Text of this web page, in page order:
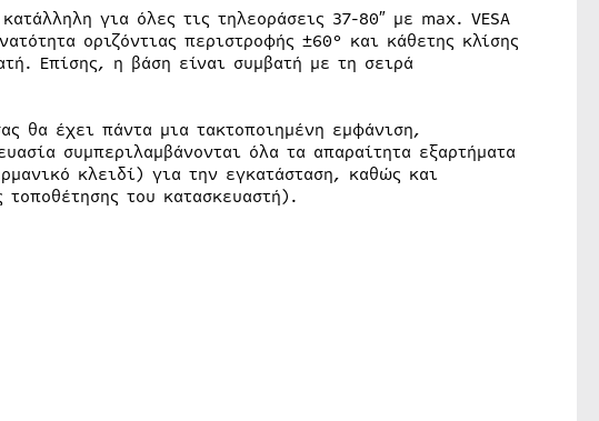
για όλες τις τηλεοράσεις 37-80″ με max. VESA
οριζόντιας περιστροφής ±60° και κάθετης κλίσης
Επίσης, η βάση είναι συμβατή με τη σειρά
θα έχει πάντα μια τακτοποιημένη εμφάνιση,
συμπεριλαμβάνονται όλα τα απαραίτητα εξαρτήματα
κλειδί) για την εγκατάσταση, καθώς και
τοποθέτησης του κατασκευαστή).